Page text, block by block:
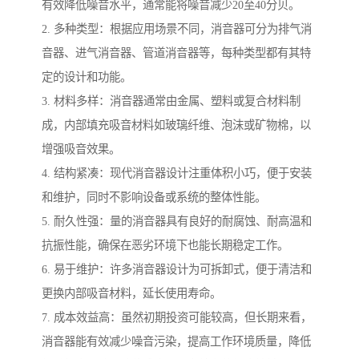
有效降低噪音水平，通常能将噪音减少20至40分贝。
2. 多种类型：根据应用场景不同，消音器可分为排气消
音器、进气消音器、管道消音器等，每种类型都有其特
定的设计和功能。
3. 材料多样：消音器通常由金属、塑料或复合材料制
成，内部填充吸音材料如玻璃纤维、泡沫或矿物棉，以
增强吸音效果。
4. 结构紧凑：现代消音器设计注重体积小巧，便于安装
和维护，同时不影响设备或系统的整体性能。
5. 耐久性强：量的消音器具有良好的耐腐蚀、耐高温和
抗振性能，确保在恶劣环境下也能长期稳定工作。
6. 易于维护：许多消音器设计为可拆卸式，便于清洁和
更换内部吸音材料，延长使用寿命。
7. 成本效益高：虽然初期投资可能较高，但长期来看，
消音器能有效减少噪音污染，提高工作环境质量，降低